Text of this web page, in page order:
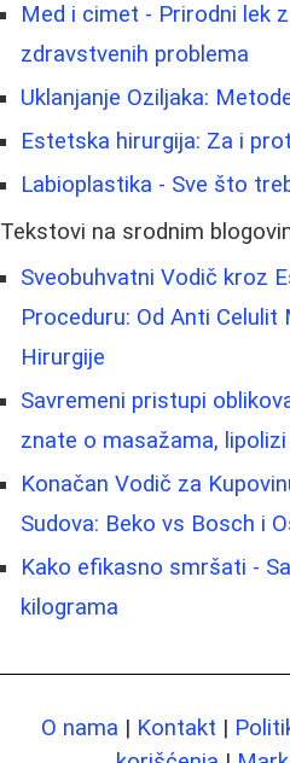
Med i cimet - Prirodni lek
zdravstvenih problema
Uklanjanje Oziljaka:
Estetska hirurgija: Za i
Labioplastika - Sve što
Tekstovi na srodnim
Sveobuhvatni Vodič kroz
Proceduru: Od Anti
Hirurgije
Savremeni pristupi
znate o masažama,
Konačan Vodič za
Sudova: Beko vs Bosch i
Kako efikasno smršati -
kilograma
O nama | Kontakt |